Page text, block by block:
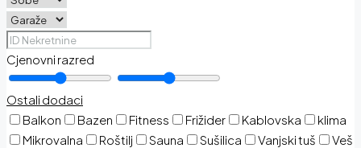
Cjenovni razred
Ostali dodaci
Balkon
Bazen Fitness Frižider Kablovska
klima
Mikrovalna
Roštilj Sauna Sušilica Vanjski tuš
Veš